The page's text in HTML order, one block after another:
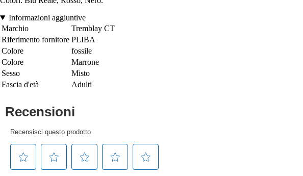
Informazioni aggiuntive
Marchio
Tremblay CT
Riferimento fornitore PLIBA
Colore
fossile
Colore
Marrone
Sesso
Misto
Fascia d'età
Adulti